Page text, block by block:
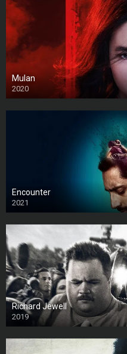
Mulan
2020
Encounter
2021
Richard Jewell
2019